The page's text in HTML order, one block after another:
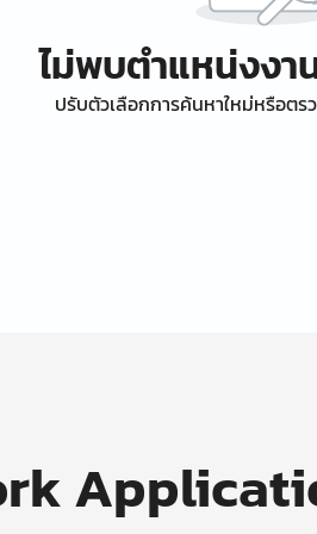
ไม่พบตำแหน่งง
ปรับตัวเลือกการค้นหาใหม่หรือต